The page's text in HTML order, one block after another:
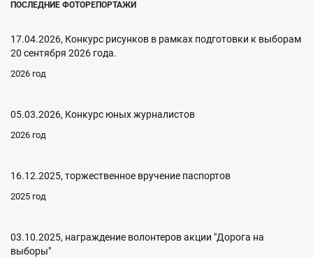
ПОСЛЕДНИЕ ФОТОРЕПОРТАЖИ
17.04.2026, Конкурс рисунков в рамках подготовки к выборам
20 сентября 2026 года.
2026 год
05.03.2026, Конкурс юных журналистов
2026 год
16.12.2025, торжественное вручение паспортов
2025 год
03.10.2025, награждение волонтеров акции "Дорога на
выборы"